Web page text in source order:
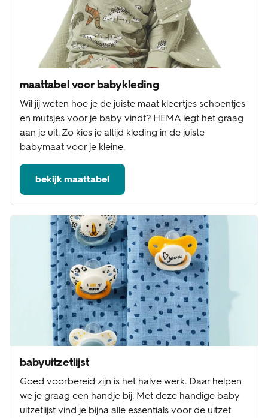
maattabel voor babykleding
Wil jij weten hoe je de juiste maat kleertjes schoentjes
en mutsjes voor je baby vindt? HEMA legt het graag
aan je uit. Zo kies je altijd kleding in de juiste
babymaat voor je kleine.
bekijk maattabel
babyuitzetlijst
Goed voorbereid zijn is het halve werk. Daar helpen
we je graag een handje bij. Met deze handige baby
uitzetlijst vind je bijna alle essentials voor de uitzet